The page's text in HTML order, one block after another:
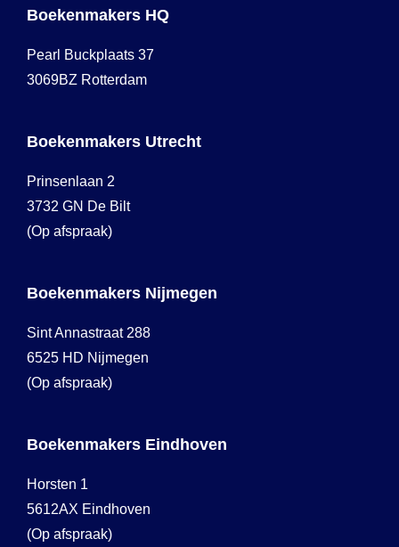
Boekenmakers HQ
Pearl Buckplaats 37
3069BZ Rotterdam
Boekenmakers Utrecht
Prinsenlaan 2
3732 GN De Bilt
(Op afspraak)
Boekenmakers Nijmegen
Sint Annastraat 288
6525 HD Nijmegen
(Op afspraak)
Boekenmakers Eindhoven
Horsten 1
5612AX Eindhoven
(Op afspraak)